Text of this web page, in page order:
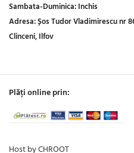
Sambata-Duminica:Inchis
Adresa:Șos Tudor Vladimirescu nr
Clinceni, Ilfov
Plăți online prin:
Host by CHROOT